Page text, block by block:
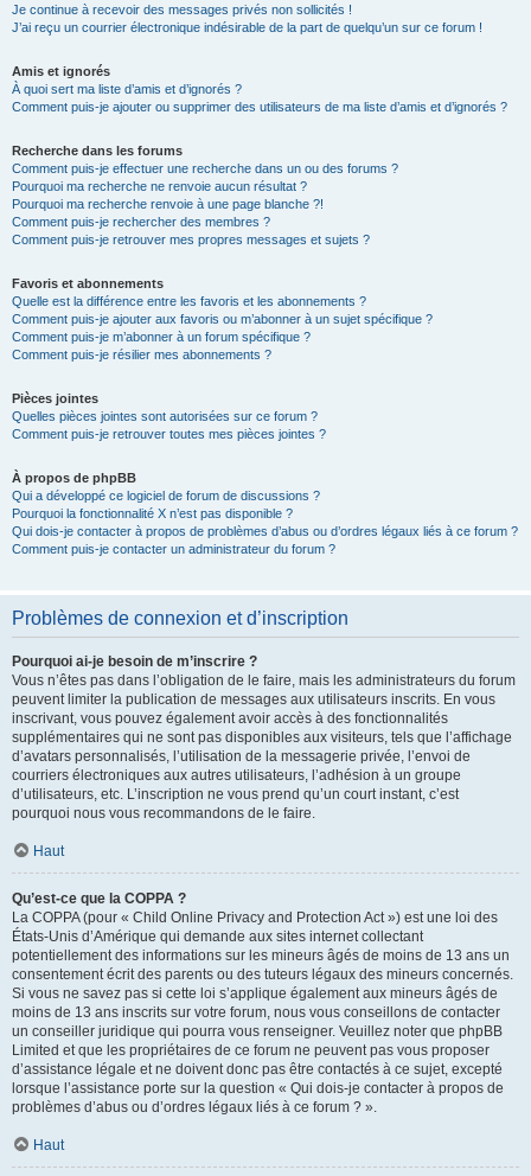
Je continue à recevoir des messages privés non sollicités !
J’ai reçu un courrier électronique indésirable de la part de quelqu’un sur ce forum !
Amis et ignorés
À quoi sert ma liste d’amis et d’ignorés ?
Comment puis-je ajouter ou supprimer des utilisateurs de ma liste d’amis et d’ignorés ?
Recherche dans les forums
Comment puis-je effectuer une recherche dans un ou des forums ?
Pourquoi ma recherche ne renvoie aucun résultat ?
Pourquoi ma recherche renvoie à une page blanche ?!
Comment puis-je rechercher des membres ?
Comment puis-je retrouver mes propres messages et sujets ?
Favoris et abonnements
Quelle est la différence entre les favoris et les abonnements ?
Comment puis-je ajouter aux favoris ou m’abonner à un sujet spécifique ?
Comment puis-je m’abonner à un forum spécifique ?
Comment puis-je résilier mes abonnements ?
Pièces jointes
Quelles pièces jointes sont autorisées sur ce forum ?
Comment puis-je retrouver toutes mes pièces jointes ?
À propos de phpBB
Qui a développé ce logiciel de forum de discussions ?
Pourquoi la fonctionnalité X n’est pas disponible ?
Qui dois-je contacter à propos de problèmes d’abus ou d’ordres légaux liés à ce forum ?
Comment puis-je contacter un administrateur du forum ?
Problèmes de connexion et d’inscription
Pourquoi ai-je besoin de m’inscrire ?
Vous n’êtes pas dans l’obligation de le faire, mais les administrateurs du forum
peuvent limiter la publication de messages aux utilisateurs inscrits. En vous
inscrivant, vous pouvez également avoir accès à des fonctionnalités
supplémentaires qui ne sont pas disponibles aux visiteurs, tels que l’affichage
d’avatars personnalisés, l’utilisation de la messagerie privée, l’envoi de
courriers électroniques aux autres utilisateurs, l’adhésion à un groupe
d’utilisateurs, etc. L’inscription ne vous prend qu’un court instant, c’est
pourquoi nous vous recommandons de le faire.
Haut
Qu’est-ce que la COPPA ?
La COPPA (pour « Child Online Privacy and Protection Act ») est une loi des
États-Unis d’Amérique qui demande aux sites internet collectant
potentiellement des informations sur les mineurs âgés de moins de 13 ans un
consentement écrit des parents ou des tuteurs légaux des mineurs concernés.
Si vous ne savez pas si cette loi s’applique également aux mineurs âgés de
moins de 13 ans inscrits sur votre forum, nous vous conseillons de contacter
un conseiller juridique qui pourra vous renseigner. Veuillez noter que phpBB
Limited et que les propriétaires de ce forum ne peuvent pas vous proposer
d’assistance légale et ne doivent donc pas être contactés à ce sujet, excepté
lorsque l’assistance porte sur la question « Qui dois-je contacter à propos de
problèmes d’abus ou d’ordres légaux liés à ce forum ? ».
Haut